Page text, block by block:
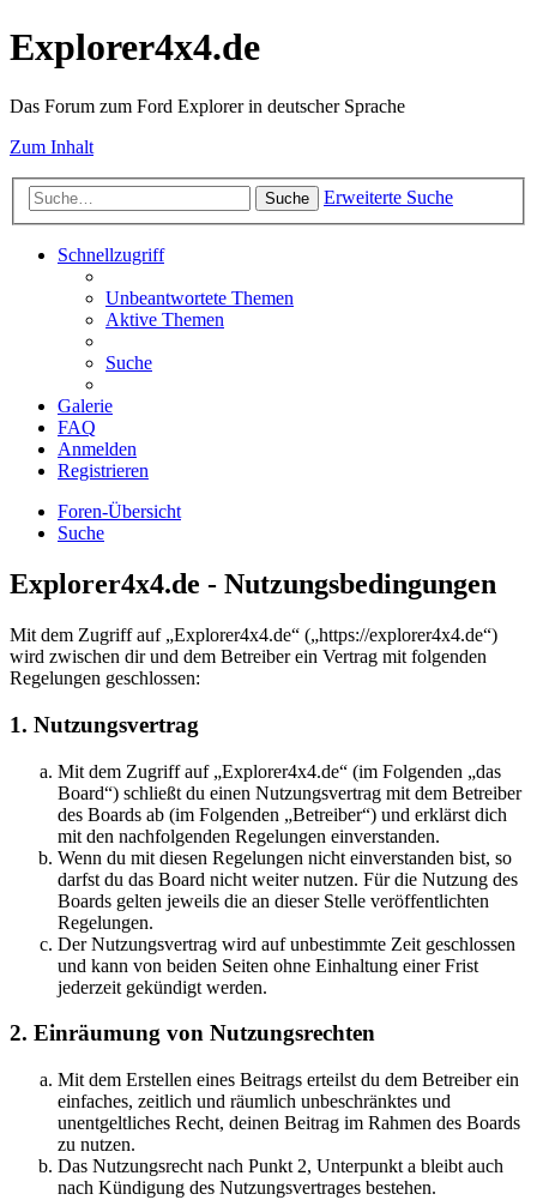
Explorer4x4.de
Das Forum zum Ford Explorer in deutscher Sprache
Zum Inhalt
Suche Erweiterte Suche
Schnellzugriff
Unbeantwortete Themen
Aktive Themen
Suche
Galerie
FAQ
Anmelden
Registrieren
Foren-Übersicht
Suche
Explorer4x4.de - Nutzungsbedingungen
Mit dem Zugriff auf „Explorer4x4.de“ („https://explorer4x4.de“)
wird zwischen dir und dem Betreiber ein Vertrag mit folgenden
Regelungen geschlossen:
1. Nutzungsvertrag
Mit dem Zugriff auf „Explorer4x4.de“ (im Folgenden „das
Board“) schließt du einen Nutzungsvertrag mit dem Betreiber
des Boards ab (im Folgenden „Betreiber“) und erklärst dich
mit den nachfolgenden Regelungen einverstanden.
Wenn du mit diesen Regelungen nicht einverstanden bist, so
darfst du das Board nicht weiter nutzen. Für die Nutzung des
Boards gelten jeweils die an dieser Stelle veröffentlichten
Regelungen.
Der Nutzungsvertrag wird auf unbestimmte Zeit geschlossen
und kann von beiden Seiten ohne Einhaltung einer Frist
jederzeit gekündigt werden.
2. Einräumung von Nutzungsrechten
Mit dem Erstellen eines Beitrags erteilst du dem Betreiber ein
einfaches, zeitlich und räumlich unbeschränktes und
unentgeltliches Recht, deinen Beitrag im Rahmen des Boards
zu nutzen.
Das Nutzungsrecht nach Punkt 2, Unterpunkt a bleibt auch
nach Kündigung des Nutzungsvertrages bestehen.